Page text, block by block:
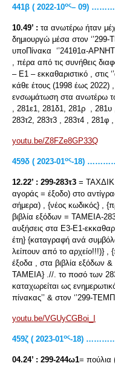
441β ( 2022-10ος– 09)
10.49’ : τα ανωτέρω ήταν
δημιουργώ μέσα στον
υποΠίνακα ‘’241θ1α-
, πέρα από τις συνήθεις
– Ε1 – εκκαθαριστικό , στις
κάθε έτους (1998 έως 2022)
ενσωμάτωση στα ανωτέρω
, 281ε1, 281δ1, 281ρ , 281υ
283τ2, 283τ3 , 283τ4 , 281φ
youtu.be/Z8FZe8GP33Q
459δ ( 2023-01ος-18)
12.22’ : 299-283τ3 = ΤΑΧΔΙΚ
αγοράς = έξοδο) στο
σήμερα) , {νέος κωδικός} ,
βιβλία εξόδων = ΤΑΜΕΙΑ-
αυξήσεις στα Ε3-Ε1-
έτη} {καταγραφή ανά
λείπουν από το αρχείο!!!)} ,
έξοδα , στα βιβλία εξόδων
ΤΑΜΕΙΑ} .//. το ποσό των
καταχωρείται ως
πίνακας’’ & στον ‘’299-
youtu.be/VGUyCGBoi_I
459ζ ( 2023-01ος-18)
04.24’ : 299-244ω1=